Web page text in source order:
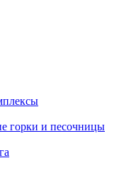
горки и песочницы